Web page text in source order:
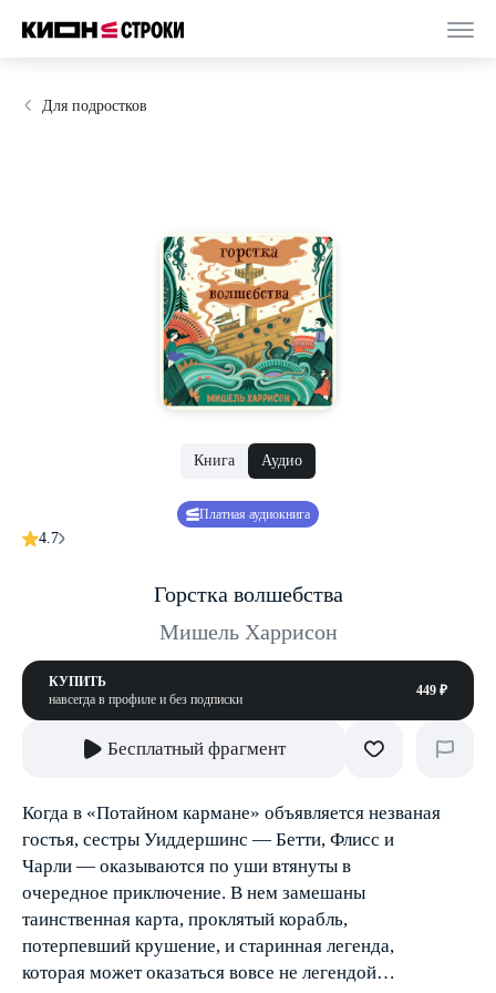
Для подростков
Книга Аудио
Платная аудиокнига
4.7
Горстка волшебства
Мишель Харрисон
КУПИТЬ
навсегда в профиле и без подписки
449 ₽
Бесплатный фрагмент
Когда в «Потайном кармане» объявляется незваная
гостья, сестры Уиддершинс — Бетти, Флисс и
Чарли — оказываются по уши втянуты в
очередное приключение. В нем замешаны
таинственная карта, проклятый корабль,
потерпевший крушение, и старинная легенда,
которая может оказаться вовсе не легендой…